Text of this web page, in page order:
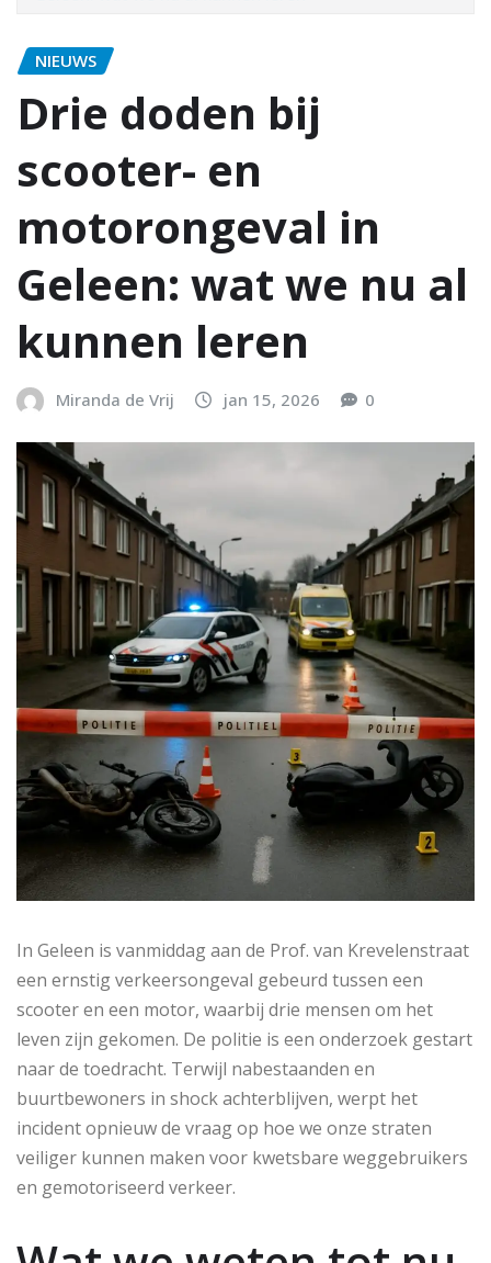
NIEUWS
Drie doden bij
scooter- en
motorongeval in
Geleen: wat we nu al
kunnen leren
Miranda de Vrij jan 15, 2026 0
In Geleen is vanmiddag aan de Prof. van Krevelenstraat
een ernstig verkeersongeval gebeurd tussen een
scooter en een motor, waarbij drie mensen om het
leven zijn gekomen. De politie is een onderzoek gestart
naar de toedracht. Terwijl nabestaanden en
buurtbewoners in shock achterblijven, werpt het
incident opnieuw de vraag op hoe we onze straten
veiliger kunnen maken voor kwetsbare weggebruikers
en gemotoriseerd verkeer.